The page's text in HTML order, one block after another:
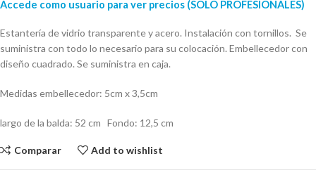
Accede como usuario para ver precios (SOLO PROFESIONALES)
Estantería de vidrio transparente y acero. Instalación con tornillos. Se
suministra con todo lo necesario para su colocación. Embellecedor con
diseño cuadrado. Se suministra en caja.
Medidas embellecedor: 5cm x 3,5cm
largo de la balda: 52 cm Fondo: 12,5 cm
Comparar Add to wishlist